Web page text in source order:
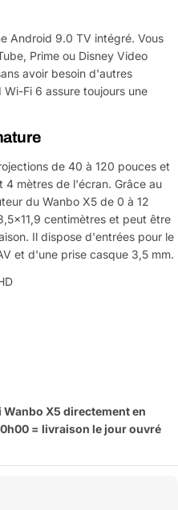
Android 9.0 TV intégré. Vous
Prime ou Disney Video
avoir besoin d'autres
Fi 6 assure toujours une
de 40 à 120 pouces et
4 mètres de l'écran. Grâce au
du Wanbo X5 de 0 à 12
centimètres et peut être
Il dispose d'entrées pour le
et d'une prise casque 3,5 mm.
X5 directement en
= livraison le jour ouvré
question
obligatoires